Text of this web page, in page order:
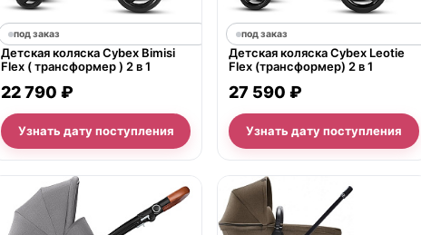
под заказ
Детская коляска Cybex Bimisi
Flex ( трансформер ) 2 в 1
22 790 ₽
Узнать дату поступления
под заказ
Детская коляска Cybex Leotie
Flex (трансформер) 2 в 1
27 590 ₽
Узнать дату поступления